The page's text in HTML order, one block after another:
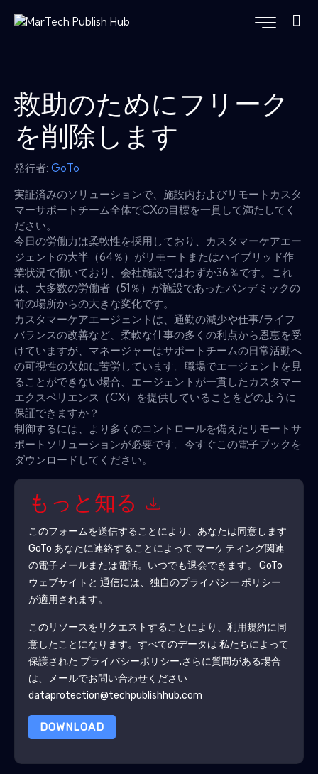
救助のためにフリーク
を削除します
発行者: GoTo
実証済みのソリューションで、施設内およびリモートカスタ
マーサポートチーム全体でCXの目標を一貫して満たしてく
ださい。
今日の労働力は柔軟性を採用しており、カスタマーケアエー
ジェントの大半（64％）がリモートまたはハイブリッド作
業状況で働いており、会社施設ではわずか36％です。これ
は、大多数の労働者（51％）が施設であったパンデミックの
前の場所からの大きな変化です。
カスタマーケアエージェントは、通勤の減少や仕事/ライフ
バランスの改善など、柔軟な仕事の多くの利点から恩恵を受
けていますが、マネージャーはサポートチームの日常活動へ
の可視性の欠如に苦労しています。職場でエージェントを見
ることができない場合、エージェントが一貫したカスタマー
エクスペリエンス（CX）を提供していることをどのように
保証できますか？
制御するには、より多くのコントロールを備えたリモートサ
ポートソリューションが必要です。今すぐこの電子ブックを
ダウンロードしてください。
もっと知る
このフォームを送信することにより、あなたは同意します
GoTo あなたに連絡することによって マーケティング関連
の電子メールまたは電話。いつでも退会できます。 GoTo
ウェブサイトと 通信には、独自のプライバシー ポリシー
が適用されます。
このリソースをリクエストすることにより、利用規約に同
意したことになります。すべてのデータは 私たちによって
保護された プライバシーポリシー.さらに質問がある場合
は、メールでお問い合わせください
dataprotection@techpublishhub.com
DOWNLOAD